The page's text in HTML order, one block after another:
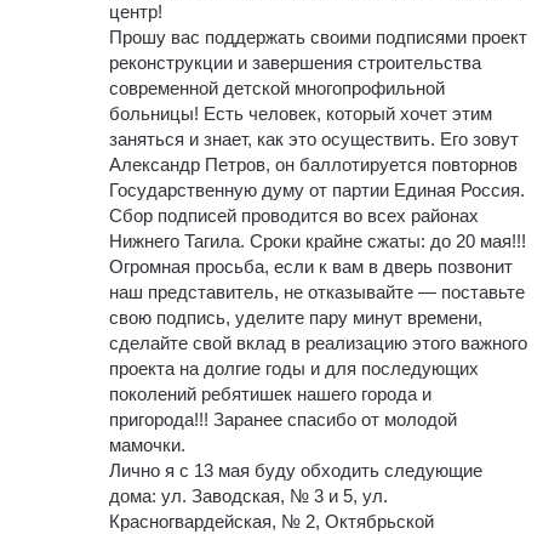
центр!
Прошу вас поддержать своими подписями проект
реконструкции и завершения строительства
современной детской многопрофильной
больницы! Есть человек, который хочет этим
заняться и знает, как это осуществить. Его зовут
Александр Петров, он баллотируется повторнов
Государственную думу от партии Единая Россия.
Сбор подписей проводится во всех районах
Нижнего Тагила. Сроки крайне сжаты: до 20 мая!!!
Огромная просьба, если к вам в дверь позвонит
наш представитель, не отказывайте — поставьте
свою подпись, уделите пару минут времени,
сделайте свой вклад в реализацию этого важного
проекта на долгие годы и для последующих
поколений ребятишек нашего города и
пригорода!!! Заранее спасибо от молодой
мамочки.
Лично я с 13 мая буду обходить следующие
дома: ул. Заводская, № 3 и 5, ул.
Красногвардейская, № 2, Октябрьской